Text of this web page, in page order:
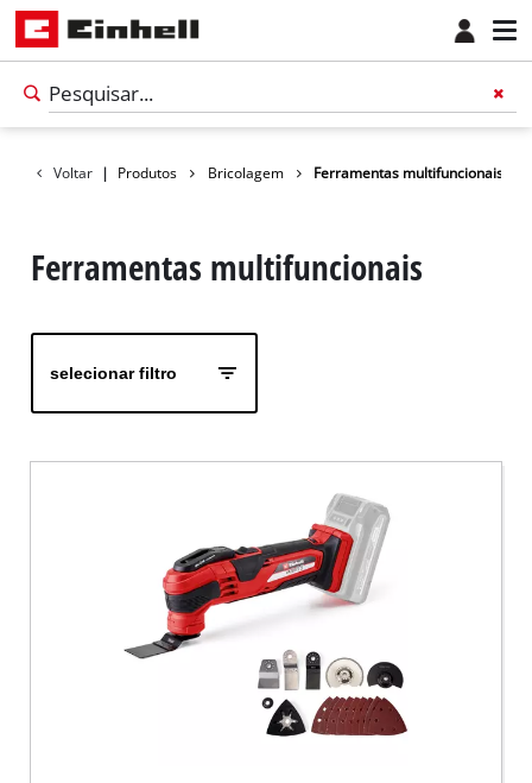
Voltar | Produtos Bricolagem Ferramentas multifuncionais
Ferramentas multifuncionais
selecionar filtro